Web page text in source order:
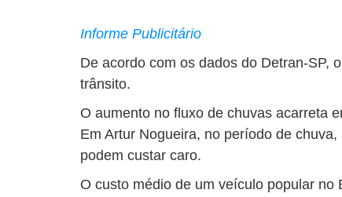
Informe Publicitário
De acordo com os dados do Detran-SP,
trânsito.
O aumento no fluxo de chuvas acarreta
Em Artur Nogueira, no período de
podem custar caro.
O custo médio de um veículo popular